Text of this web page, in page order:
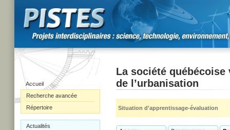
Accueil
Recherche avancée
Répertoire
Actualités
La société québécoise
de l’urbanisation
Situation d'apprentissage-évaluation